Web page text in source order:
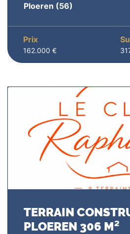
Ploeren (56)
Prix
162.000 €
TERRAIN
PLOEREN 306 M²